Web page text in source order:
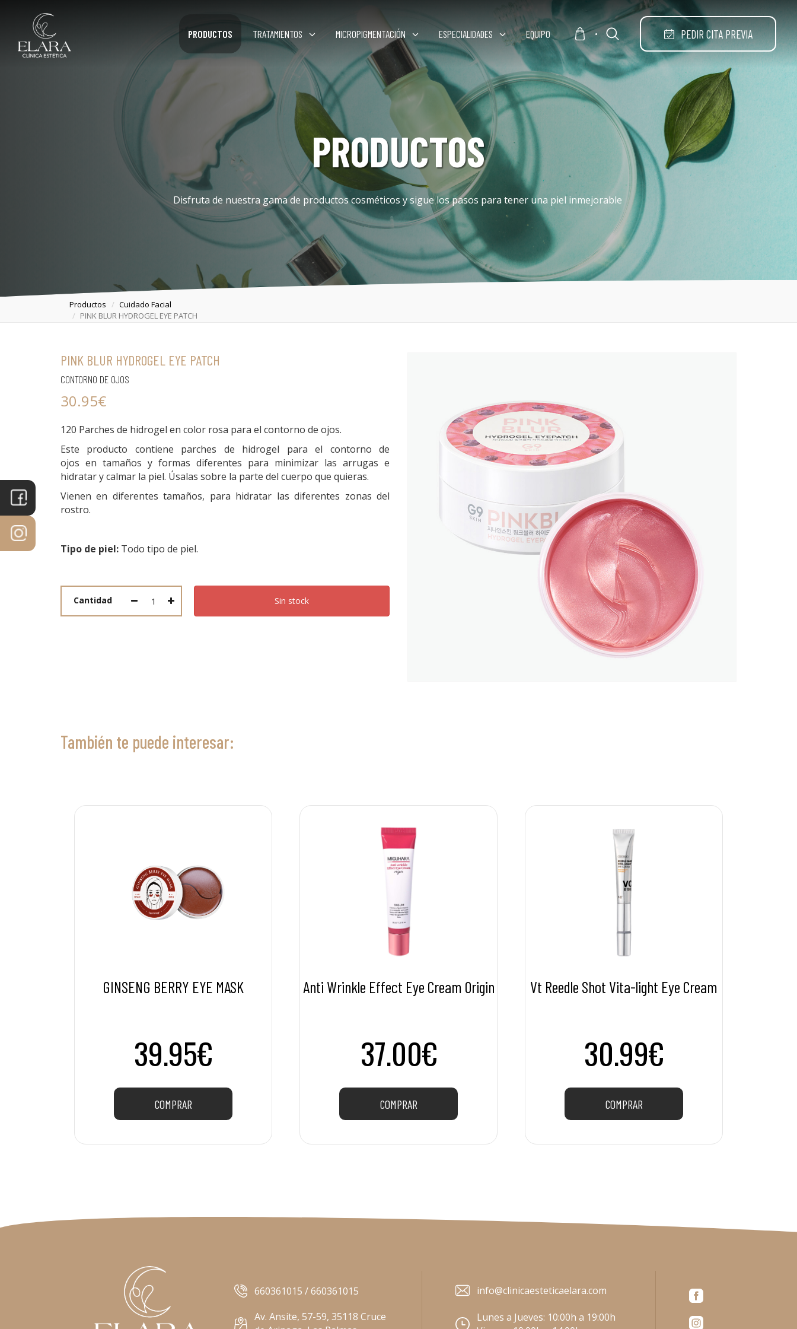
PRODUCTOS TRATAMIENTOS MICROPIGMENTACIÓN ESPECIALIDADES EQUIPO PEDIR CITA PREVIA
PRODUCTOS
Disfruta de nuestra gama de productos cosméticos y sigue los pasos para tener una piel inmejorable
Productos
Cuidado Facial
PINK BLUR HYDROGEL EYE PATCH
PINK BLUR HYDROGEL EYE PATCH
CONTORNO DE OJOS
30.95€
120 Parches de hidrogel en color rosa para el contorno de ojos.
Este producto contiene parches de hidrogel para el contorno de
ojos en tamaños y formas diferentes para minimizar las arrugas e
hidratar y calmar la piel. Úsalas sobre la parte del cuerpo que quieras.
Vienen en diferentes tamaños, para hidratar las diferentes zonas del
rostro.
Tipo de piel: Todo tipo de piel.
Cantidad Sin stock
También te puede interesar:
GINSENG BERRY EYE MASK
39.95€
COMPRAR
Anti Wrinkle Effect Eye Cream Origin
37.00€
COMPRAR
Vt Reedle Shot Vita-light Eye Cream
30.99€
COMPRAR
660361015 / 660361015
Av. Ansite, 57-59, 35118 Cruce
info@clinicaesteticaelara.com
Lunes a Jueves: 10:00h a 19:00h
MICROPIGMENTACIÓN